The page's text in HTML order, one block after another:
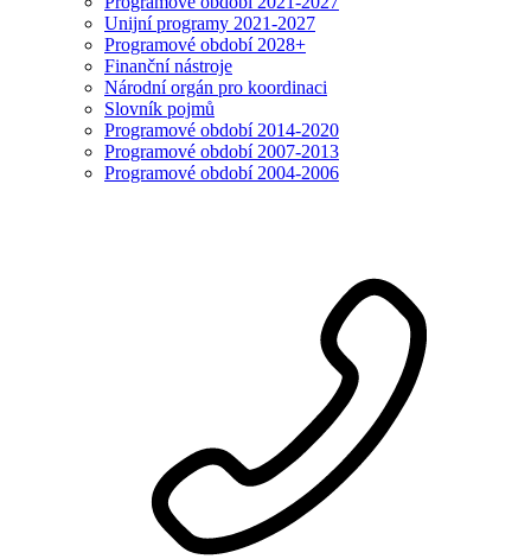
Unijní programy 2021-2027
Programové období 2028+
Finanční nástroje
Národní orgán pro koordinaci
Slovník pojmů
Programové období 2014-2020
Programové období 2007-2013
Programové období 2004-2006